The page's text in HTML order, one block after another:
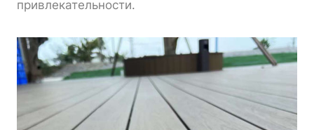
привлекательности.